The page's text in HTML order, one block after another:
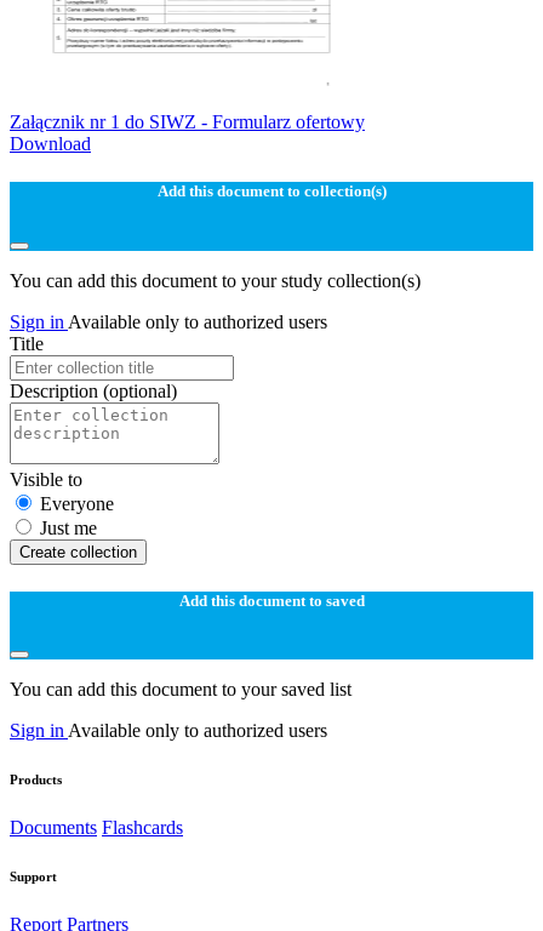
Załącznik nr 1 do SIWZ - Formularz ofertowy
Download
Add this document to collection(s)
You can add this document to your study collection(s)
Sign in Available only to authorized users
Title
Description (optional)
Visible to
Everyone
Just me
Create collection
Add this document to saved
You can add this document to your saved list
Sign in Available only to authorized users
Products
Documents Flashcards
Support
Report Partners